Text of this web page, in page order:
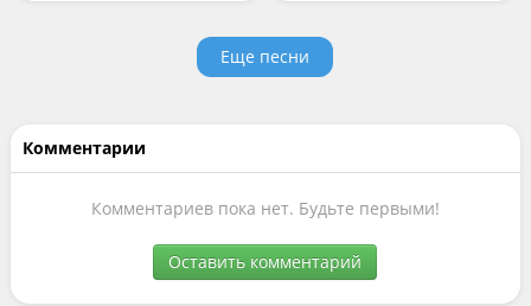
Еще песни
Комментарии
Комментариев пока нет. Будьте первыми!
Оставить комментарий